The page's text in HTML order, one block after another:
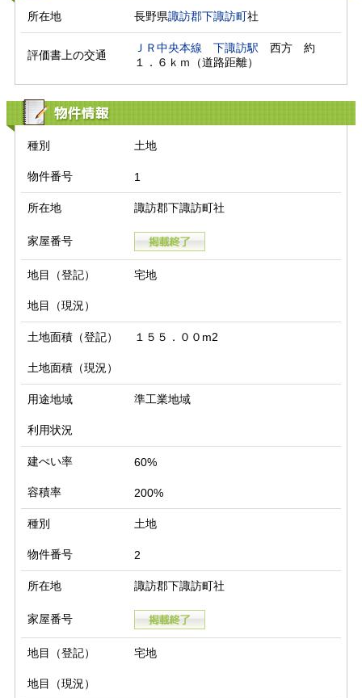
所在地 長野県諏訪郡下諏訪町社
評価書上の交通
ＪＲ中央本線 下諏訪駅 西方　約
１．６ｋｍ（道路距離）
物件情報
種別 土地
物件番号 1
所在地 諏訪郡下諏訪町社
家屋番号
地目（登記） 宅地
地目（現況）
土地面積（登記） １５５．００m2
土地面積（現況）
用途地域 準工業地域
利用状況
建ぺい率 60%
容積率 200%
種別 土地
物件番号 2
所在地 諏訪郡下諏訪町社
家屋番号
地目（登記） 宅地
地目（現況）